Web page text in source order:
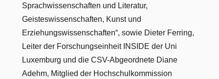
Sprachwissenschaften und Literatur,
Geisteswissenschaften, Kunst und
Erziehungswissenschaften“, sowie Dieter Ferring,
Leiter der Forschungseinheit INSIDE der Uni
Luxemburg und die CSV-Abgeordnete Diane
Adehm, Mitglied der Hochschulkommission